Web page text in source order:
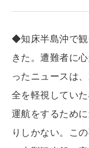
◆知床半島沖で観
きた。遭難者に
ったニュースは
全を軽視してい
運航をするため
りしかない。こ